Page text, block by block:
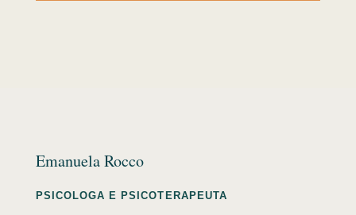
Emanuela Rocco
PSICOLOGA E PSICOTERAPEUTA